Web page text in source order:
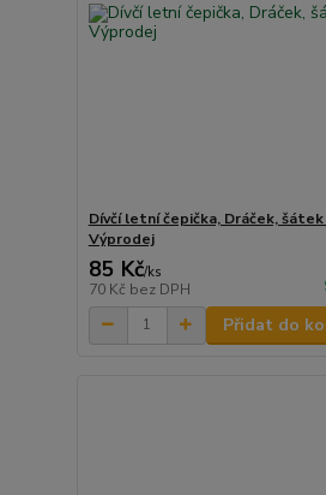
Dívčí letní čepička, Dráček,
Výprodej
85 Kč/ks
70 Kč bez DPH
Přidat do